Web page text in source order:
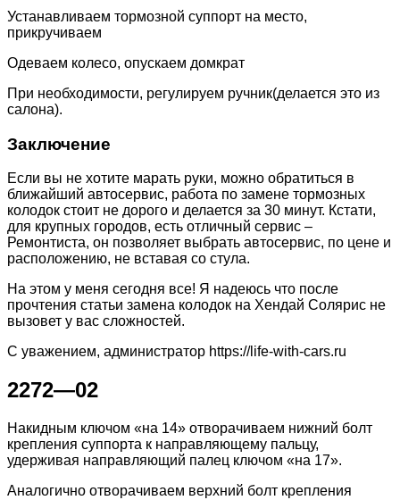
Устанавливаем тормозной суппорт на место,
прикручиваем
Одеваем колесо, опускаем домкрат
При необходимости, регулируем ручник(делается это из
салона).
Заключение
Если вы не хотите марать руки, можно обратиться в
ближайший автосервис, работа по замене тормозных
колодок стоит не дорого и делается за 30 минут. Кстати,
для крупных городов, есть отличный сервис –
Ремонтиста, он позволяет выбрать автосервис, по цене и
расположению, не вставая со стула.
На этом у меня сегодня все! Я надеюсь что после
прочтения статьи замена колодок на Хендай Солярис не
вызовет у вас сложностей.
С уважением, администратор https://life-with-cars.ru
2272—02
Накидным ключом «на 14» отворачиваем нижний болт
крепления суппорта к направляющему пальцу,
удерживая направляющий палец ключом «на 17».
Аналогично отворачиваем верхний болт крепления